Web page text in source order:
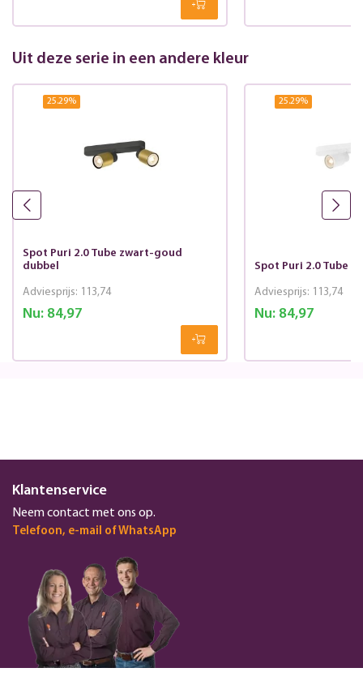
Uit deze serie in een andere kleur
25.29%
Spot Puri 2.0 Tube zwart-goud
dubbel
Nu:84,97
Adviesprijs: 113,74
25.29%
Spot Puri 2.0 Tube
Nu:84,97
Adviesprijs: 113,74
Klantenservice
Neem contact met ons op.
Telefoon, e-mail of WhatsApp